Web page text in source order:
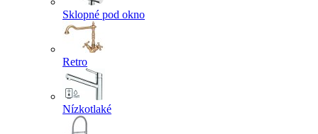
Sklopné pod okno
Retro
Nízkotlaké